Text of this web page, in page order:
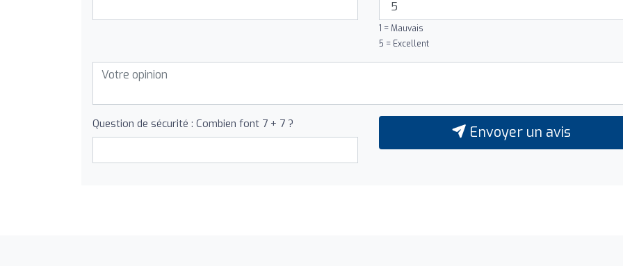
1 = Mauvais
5 = Excellent
Question de sécurité : Combien font 7 + 7 ? Envoyer un avis